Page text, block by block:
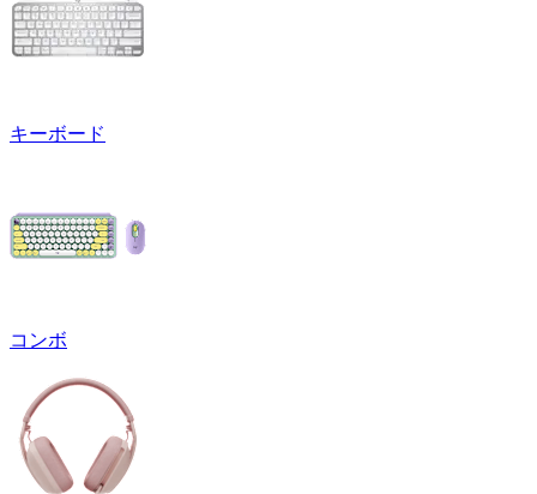
キーボード
コンボ